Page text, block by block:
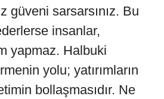
güveni sarsarsınız. Bu
insanlar,
yapmaz. Halbuki
yolu; yatırımların
bollaşmasıdır. Ne